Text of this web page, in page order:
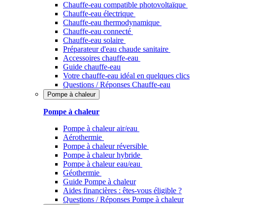
Chauffe-eau compatible photovoltaïque
Chauffe-eau électrique
Chauffe-eau thermodynamique
Chauffe-eau connecté
Chauffe-eau solaire
Préparateur d'eau chaude sanitaire
Accessoires chauffe-eau
Guide chauffe-eau
Votre chauffe-eau idéal en quelques clics
Questions / Réponses Chauffe-eau
Pompe à chaleur
Pompe à chaleur
Pompe à chaleur air/eau
Aérothermie
Pompe à chaleur réversible
Pompe à chaleur hybride
Pompe à chaleur​ eau/eau
Géothermie
Guide Pompe à chaleur
Aides financières : êtes-vous éligible ?
Questions / Réponses Pompe à chaleur